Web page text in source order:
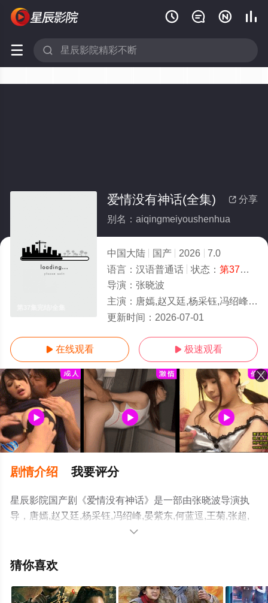
   
 
 分享
爱情没有神话(全集)
别名：aiqingmeiyoushenhua
中国大陆 国产 2026
7.0
语言： 汉语普通话 状态： 第37集完结
导演： 张晓波
主演： 唐嫣,赵又廷,杨采钰,冯绍峰,晏紫东,何蓝逗,王菊,张超,陈昊森,倪虹洁,刘钧,沙宝亮,王姬,周野芒,吴玉芳,刘恩佳,李
更新时间： 2026-07-01
 在线观看  极速观看
剧情介绍 我要评分
星辰影院国产剧《爱情没有神话》是一部由张晓波导演执
导，唐嫣,赵又廷,杨采钰,冯绍峰,晏紫东,何蓝逗,王菊,张超,
陈昊森,倪虹洁,刘钧,沙宝亮,王姬,周野芒,吴玉芳,刘恩佳,李
精彩演绎的中国大陆电视剧，大结局剧情已揭晓（第37集
星辰影视，更多相关信息可移步至豆瓣电视剧、电视猫或

猜你喜欢